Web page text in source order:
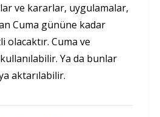
ve kararlar, uygulamalar,
Cuma gününe kadar
olacaktır. Cuma ve
Ya da bunlar
aktarılabilir.